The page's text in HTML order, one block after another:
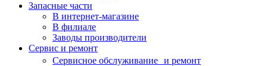
Запасные части
В интернет-магазине
В филиале
Заводы производители
Сервис и ремонт
Сервисное обслуживание и ремонт